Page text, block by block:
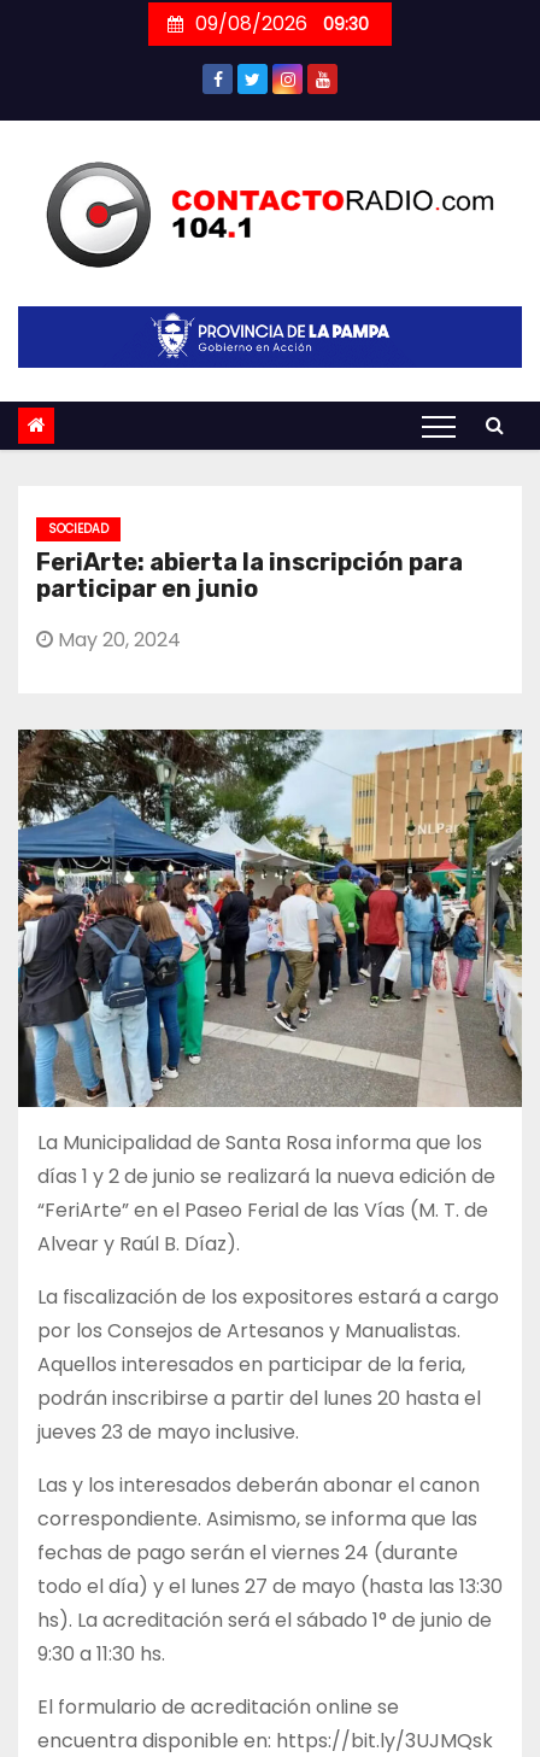
09/08/2026 09:30
SOCIEDAD
FeriArte: abierta la inscripción para
participar en junio
May 20, 2024
La Municipalidad de Santa Rosa informa que los
días 1 y 2 de junio se realizará la nueva edición de
“FeriArte” en el Paseo Ferial de las Vías (M. T. de
Alvear y Raúl B. Díaz).
La fiscalización de los expositores estará a cargo
por los Consejos de Artesanos y Manualistas.
Aquellos interesados en participar de la feria,
podrán inscribirse a partir del lunes 20 hasta el
jueves 23 de mayo inclusive.
Las y los interesados deberán abonar el canon
correspondiente. Asimismo, se informa que las
fechas de pago serán el viernes 24 (durante
todo el día) y el lunes 27 de mayo (hasta las 13:30
hs). La acreditación será el sábado 1° de junio de
9:30 a 11:30 hs.
El formulario de acreditación online se
encuentra disponible en: https://bit.ly/3UJMQsk